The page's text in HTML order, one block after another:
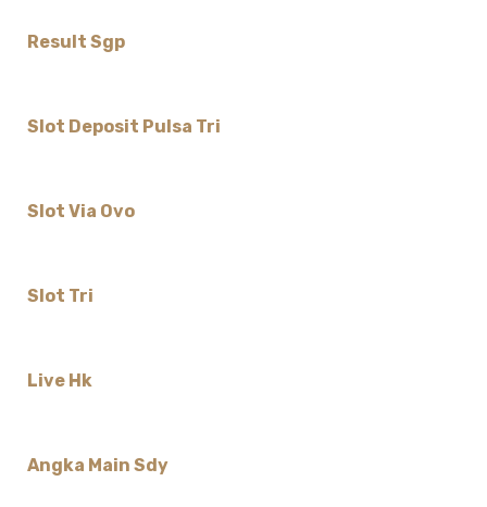
Result Sgp
Slot Deposit Pulsa Tri
Slot Via Ovo
Slot Tri
Live Hk
Angka Main Sdy